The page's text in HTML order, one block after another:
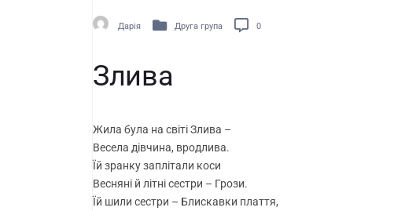
Дарія Друга група 0
Злива
Жила була на світі Злива –
Весела дівчина, вродлива.
Їй зранку заплітали коси
Весняні й літні сестри – Грози.
Їй шили сестри – Блискавки плаття,